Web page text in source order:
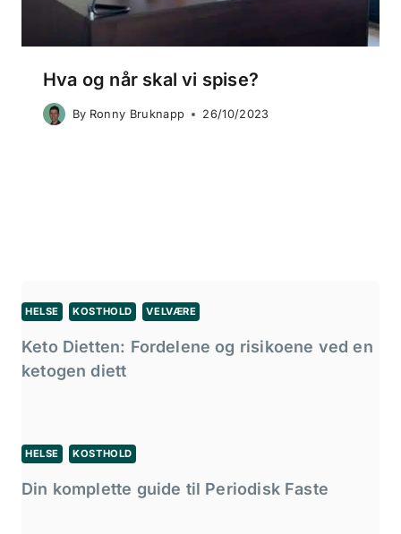
Hva og når skal vi spise?
By Ronny Bruknapp 26/10/2023
HELSE KOSTHOLD VELVÆRE
Keto Dietten: Fordelene og risikoene ved en
ketogen diett
HELSE KOSTHOLD
Din komplette guide til Periodisk Faste